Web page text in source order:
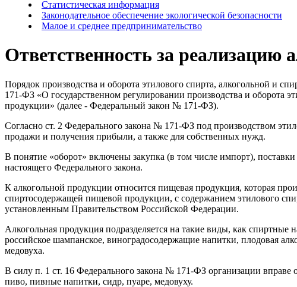
Статистическая информация
Законодательное обеспечение экологической безопасности
Малое и среднее предпринимательство
Ответственность за реализацию
Порядок производства и оборота этилового спирта, алкогольной и
171-ФЗ «О государственном регулировании производства и оборота
продукции» (далее - Федеральный закон № 171-ФЗ).
Согласно ст. 2 Федерального закона № 171-ФЗ под производством
продажи и получения прибыли, а также для собственных нужд.
В понятие «оборот» включены закупка (в том числе импорт),
настоящего Федерального закона.
К алкогольной продукции относится пищевая продукция, которая
спиртосодержащей пищевой продукции, с содержанием этилового
установленным Правительством Российской Федерации.
Алкогольная продукция подразделяется на такие виды, как
российское шампанское, виноградосодержащие напитки, плодовая
медовуха.
В силу п. 1 ст. 16 Федерального закона № 171-ФЗ организации вправе
пиво, пивные напитки, сидр, пуаре, медовуху.